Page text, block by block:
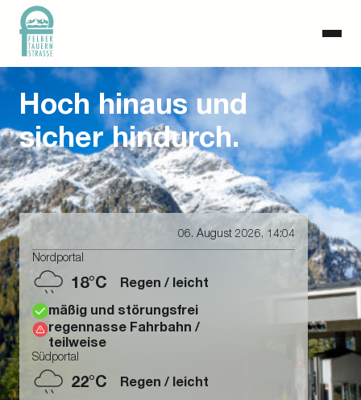
Hoch hinaus und
sicher hindurch.
06. August 2026, 14:04
Nordportal
18°C
Regen / leicht
mäßig und störungsfrei
regennasse Fahrbahn /
teilweise
Südportal
22°C
Regen / leicht